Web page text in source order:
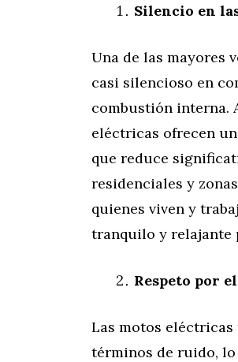
Silencio en
Una de las mayores
casi silencioso en
combustión interna.
eléctricas ofrecen
que reduce
residenciales y
quienes viven y
tranquilo y relajante
Respeto por
Las motos
términos de ruido,